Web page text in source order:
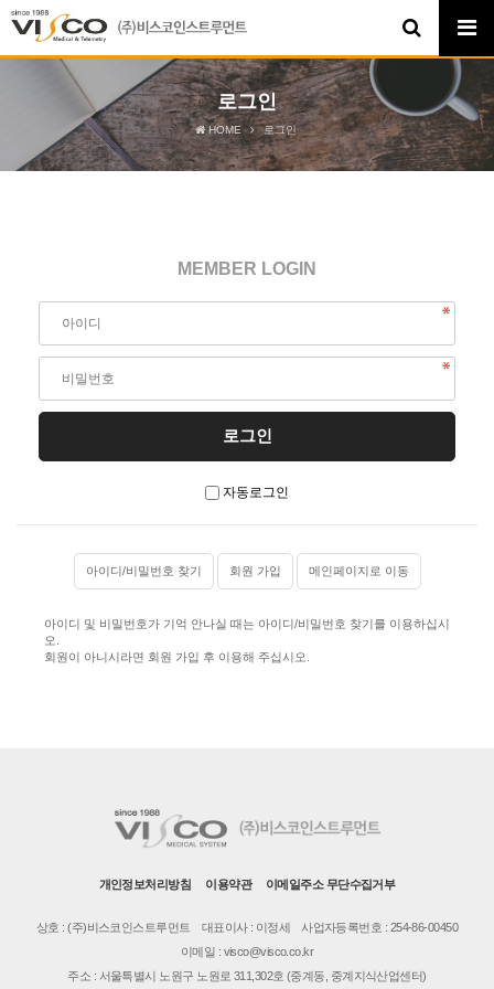
로그인
HOME 로그인
MEMBER LOGIN
자동로그인
아이디/비밀번호 찾기 회원 가입 메인페이지로 이동
아이디 및 비밀번호가 기억 안나실 때는 아이디/비밀번호 찾기를 이용하십시
오.
회원이 아니시라면 회원 가입 후 이용해 주십시오.
개인정보처리방침 이용약관 이메일주소 무단수집거부
상호 : (주)비스코인스트루먼트 대표이사 : 이정세
사업자등록번호 : 254-86-00450
이메일 : visco@visco.co.kr
주소 : 서울특별시 노원구 노원로 311,302호 (중계동, 중계지식산업센터)